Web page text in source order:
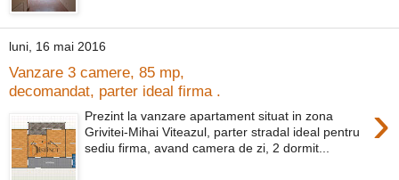
luni, 16 mai 2016
Vanzare 3 camere, 85 mp,
decomandat, parter ideal firma .
›
Prezint la vanzare apartament situat in zona
Grivitei-Mihai Viteazul, parter stradal ideal pentru
sediu firma, avand camera de zi, 2 dormit...